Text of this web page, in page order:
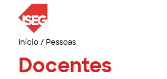
Início/ Pessoas
Docentes